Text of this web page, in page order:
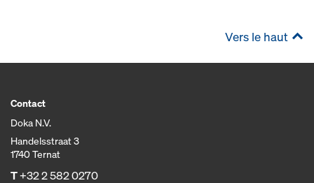
Vers le haut
Contact
Doka N.V.
Handelsstraat 3
1740 Ternat
T+32 2 582 0270